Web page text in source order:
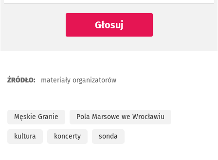
Głosuj
ŹRÓDŁO: materiały organizatorów
Męskie Granie Pola Marsowe we Wrocławiu
kultura koncerty sonda